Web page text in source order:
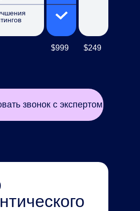
звонок с экспертом
$999 $249